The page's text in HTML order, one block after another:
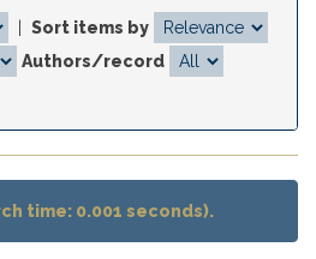
Sort items by
Authors/record
time: 0.001 seconds).